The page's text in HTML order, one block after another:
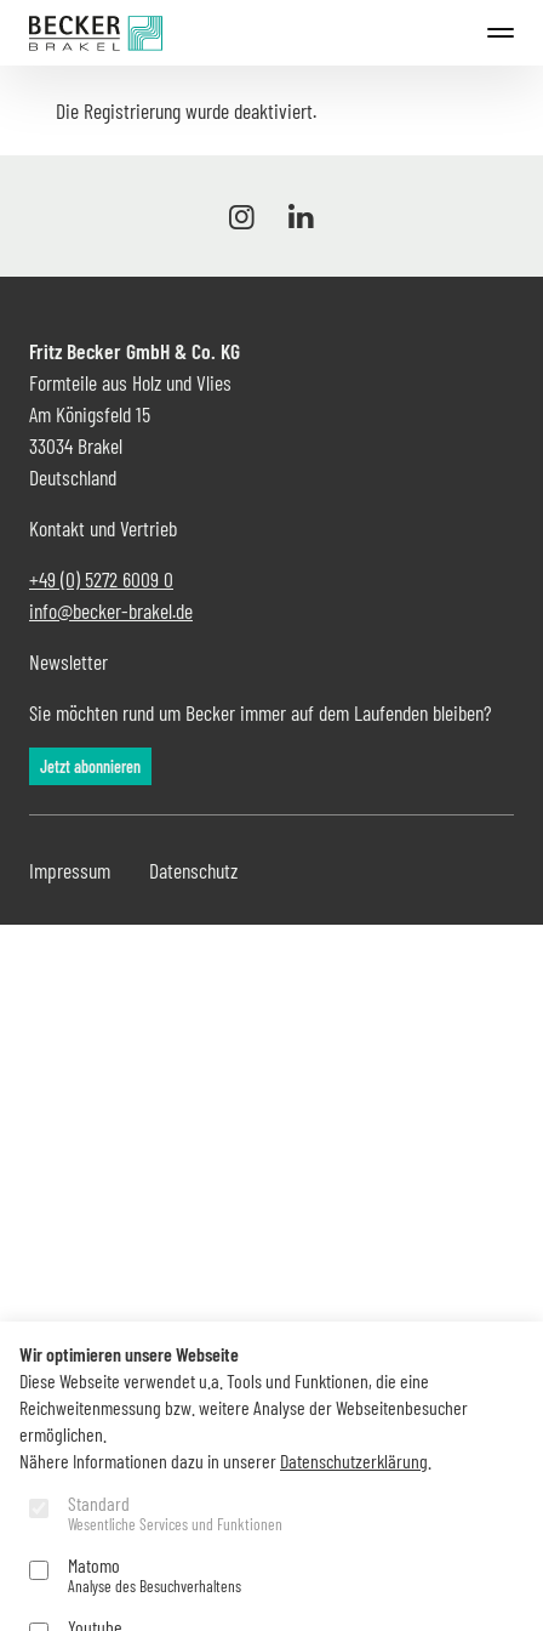
Direkt
Die Registrierung wurde deaktiviert.
Fritz Becker GmbH & Co. KG
Formteile aus Holz und Vlies
Am Königsfeld 15
33034 Brakel
Deutschland
Kontakt und Vertrieb
+49 (0) 5272 6009 0
info@becker-brakel.de
Newsletter
Sie möchten rund um Becker immer auf dem Laufenden bleiben?
Jetzt abonnieren
Impressum Datenschutz
Wir optimieren unsere Webseite
Diese Webseite verwendet u.a. Tools und Funktionen, die eine
Reichweitenmessung bzw. weitere Analyse der Webseitenbesucher
ermöglichen.
Nähere Informationen dazu in unserer Datenschutzerklärung
Standard
Wesentliche Services und Funktionen
Matomo
Analyse des Besuchverhaltens